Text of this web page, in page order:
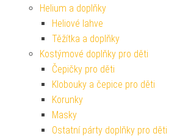
Helium a doplňky
Heliové lahve
Těžítka a doplňky
Kostýmové doplňky pro děti
Čepičky pro děti
Klobouky a čepice pro děti
Korunky
Masky
Ostatní párty doplňky pro děti